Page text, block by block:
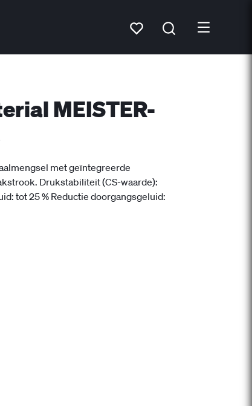
MEISTER-
met geïntegreerde
Drukstabiliteit (CS-waarde):
tot 25 % Reductie doorgangsgeluid: